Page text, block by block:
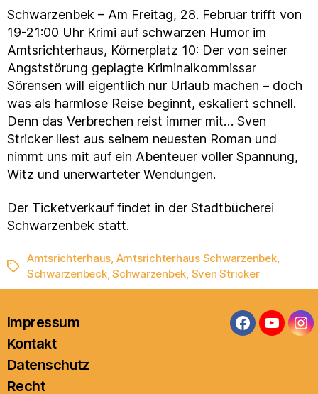
Schwarzenbek – Am Freitag, 28. Februar trifft von
19-21:00 Uhr Krimi auf schwarzen Humor im
Amtsrichterhaus, Körnerplatz 10: Der von seiner
Angststörung geplagte Kriminalkommissar
Sörensen will eigentlich nur Urlaub machen – doch
was als harmlose Reise beginnt, eskaliert schnell.
Denn das Verbrechen reist immer mit… Sven
Stricker liest aus seinem neuesten Roman und
nimmt uns mit auf ein Abenteuer voller Spannung,
Witz und unerwarteter Wendungen.
Der Ticketverkauf findet in der Stadtbücherei
Schwarzenbek statt.
Schlagwörter
Amtsrichterhaus, Amtsrichterhaus Schwarzenbek,
Schwarzenbeck,Schwarzenbek, Sven Stricker
Impressum
Kontakt
Datenschutz
Recht
Facebook